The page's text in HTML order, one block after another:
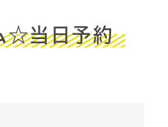
☆当日予約